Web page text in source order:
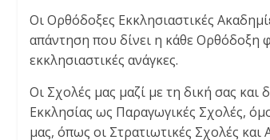
Οι Ορθόδοξες Εκκλησιαστικές
απάντηση που δίνει η κάθε Ορθόδοξη
εκκλησιαστικές ανάγκες.
Οι Σχολές μας μαζί με τη δική σας
Εκκλησίας ως Παραγωγικές Σχολές,
μας, όπως οι Στρατιωτικές Σχολές και